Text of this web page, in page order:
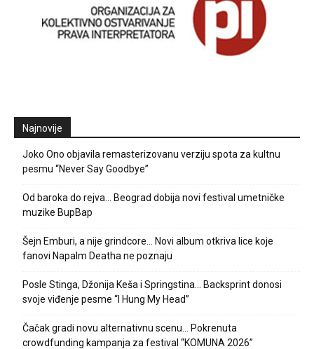
Najnovije
Joko Ono objavila remasterizovanu verziju spota za kultnu
pesmu “Never Say Goodbye”
Od baroka do rejva… Beograd dobija novi festival umetničke
muzike BupBap
Šejn Emburi, a nije grindcore… Novi album otkriva lice koje
fanovi Napalm Deatha ne poznaju
Posle Stinga, Džonija Keša i Springstina… Backsprint donosi
svoje viđenje pesme “I Hung My Head”
Čačak gradi novu alternativnu scenu… Pokrenuta
crowdfunding kampanja za festival “KOMUNA 2026”